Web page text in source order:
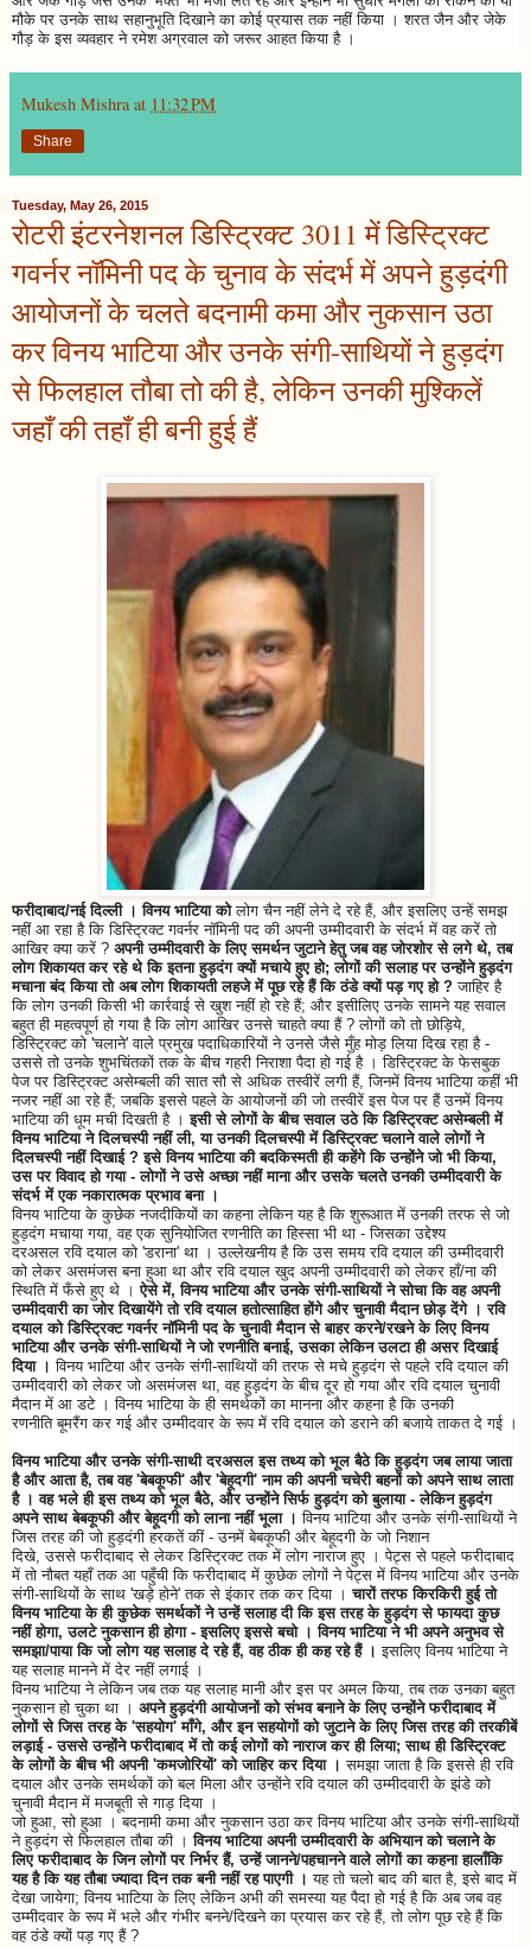
मौके पर उनके साथ सहानुभूति दिखाने का कोई प्रयास तक नहीं किया । शरत जैन और जेके
गौड़ के इस व्यवहार ने रमेश अग्रवाल को जरूर आहत किया है ।
Mukesh Mishra at 11:32 PM
Share
Tuesday, May 26, 2015
रोटरी इंटरनेशनल डिस्ट्रिक्ट 3011 में डिस्ट्रिक्ट
गवर्नर नॉमिनी पद के चुनाव के संदर्भ में अपने हुड़दंगी
आयोजनों के चलते बदनामी कमा और नुकसान उठा
कर विनय भाटिया और उनके संगी-साथियों ने हुड़दंग
से फिलहाल तौबा तो की है, लेकिन उनकी मुश्किलें
जहाँ की तहाँ ही बनी हुई हैं
फरीदाबाद/नई दिल्ली । विनय भाटिया कोलोग चैन नहीं लेने दे रहे हैं, और इसलिए उन्हें समझ
नहीं आ रहा है कि डिस्ट्रिक्ट गवर्नर नॉमिनी पद की अपनी उम्मीदवारी के संदर्भ में वह करें तो
आखिर क्या करें ? अपनी उम्मीदवारी के लिए समर्थन जुटाने हेतु जब वह जोरशोर से लगे थे, तब
लोग शिकायत कर रहे थे कि इतना हुड़दंग क्यों मचाये हुए हो; लोगों की सलाह पर उन्होंने हुड़दंग
मचाना बंद किया तो अब लोग शिकायती लहजे में पूछ रहे हैं कि ठंडे क्यों पड़ गए हो ? जाहिर है
कि लोग उनकी किसी भी कार्रवाई से खुश नहीं हो रहे हैं; और इसीलिए उनके सामने यह सवाल
बहुत ही महत्वपूर्ण हो गया है कि लोग आखिर उनसे चाहते क्या हैं ? लोगों को तो छोड़िये,
डिस्ट्रिक्ट को 'चलाने' वाले प्रमुख पदाधिकारियों ने उनसे जैसे मुँह मोड़ लिया दिख रहा है -
उससे तो उनके शुभचिंतकों तक के बीच गहरी निराशा पैदा हो गई है । डिस्ट्रिक्ट के फेसबुक
पेज पर डिस्ट्रिक्ट असेम्बली की सात सौ से अधिक तस्वीरें लगी हैं, जिनमें विनय भाटिया कहीं भी
नजर नहीं आ रहे हैं; जबकि इससे पहले के आयोजनों की जो तस्वीरें इस पेज पर हैं उनमें विनय
भाटिया की धूम मची दिखती है ।इसी से लोगों के बीच सवाल उठे कि डिस्ट्रिक्ट असेम्बली में
विनय भाटिया ने दिलचस्पी नहीं ली, या उनकी दिलचस्पी में डिस्ट्रिक्ट चलाने वाले लोगों ने
दिलचस्पी नहीं दिखाई ? इसे विनय भाटिया की बदकिस्मती ही कहेंगे कि उन्होंने जो भी किया,
उस पर विवाद हो गया - लोगों ने उसे अच्छा नहीं माना और उसके चलते उनकी उम्मीदवारी के
संदर्भ में एक नकारात्मक प्रभाव बना ।
विनय भाटिया के कुछेक नजदीकियों का कहना लेकिन यह है कि शुरूआत में उनकी तरफ से जो
हुड़दंग मचाया गया, वह एक सुनियोजित रणनीति का हिस्सा भी था - जिसका उद्देश्य
दरअसल रवि दयाल को 'डराना' था । उल्लेखनीय है कि उस समय रवि दयाल की उम्मीदवारी
को लेकर असमंजस बना हुआ था और रवि दयाल खुद अपनी उम्मीदवारी को लेकर हाँ/ना की
स्थिति में फँसे हुए थे ।ऐसे में, विनय भाटिया और उनके संगी-साथियों ने सोचा कि वह अपनी
उम्मीदवारी का जोर दिखायेंगे तो रवि दयाल हतोत्साहित होंगे और चुनावी मैदान छोड़ देंगे । रवि
दयाल को डिस्ट्रिक्ट गवर्नर नॉमिनी पद के चुनावी मैदान से बाहर करने/रखने के लिए विनय
भाटिया और उनके संगी-साथियों ने जो रणनीति बनाई, उसका लेकिन उलटा ही असर दिखाई
दिया । विनय भाटिया और उनके संगी-साथियों की तरफ से मचे हुड़दंग से पहले रवि दयाल की
उम्मीदवारी को लेकर जो असमंजस था, वह हुड़दंग के बीच दूर हो गया और रवि दयाल चुनावी
मैदान में आ डटे । विनय भाटिया के ही समर्थकों का मानना और कहना है कि उनकी
रणनीति बूमरैंग कर गई और उम्मीदवार के रूप में रवि दयाल को डराने की बजाये ताकत दे गई ।
विनय भाटिया और उनके संगी-साथी दरअसल इस तथ्य को भूल बैठे कि हुड़दंग जब लाया जाता
है और आता है, तब वह 'बेबकूफी' और 'बेहूदगी' नाम की अपनी चचेरी बहनों को अपने साथ लाता
है । वह भले ही इस तथ्य को भूल बैठे, और उन्होंने सिर्फ हुड़दंग को बुलाया - लेकिन हुड़दंग
अपने साथ बेबकूफी और बेहूदगी को लाना नहीं भूला । विनय भाटिया और उनके संगी-साथियों ने
जिस तरह की जो हुड़दंगी हरकतें कीं - उनमें बेबकूफी और बेहूदगी के जो निशान
दिखे, उससे फरीदाबाद से लेकर डिस्ट्रिक्ट तक में लोग नाराज हुए । पेट्स से पहले फरीदाबाद
में तो नौबत यहाँ तक आ पहुँची कि फरीदाबाद में कुछेक लोगों ने पेट्स में विनय भाटिया और उनके
संगी-साथियों के साथ 'खड़े होने' तक से इंकार तक कर दिया ।चारों तरफ किरकिरी हुई तो
विनय भाटिया के ही कुछेक समर्थकों ने उन्हें सलाह दी कि इस तरह के हुड़दंग से फायदा कुछ
नहीं होगा, उलटे नुकसान ही होगा - इसलिए इससे बचो । विनय भाटिया ने भी अपने अनुभव से
समझा/पाया कि जो लोग यह सलाह दे रहे हैं, वह ठीक ही कह रहे हैं । इसलिए विनय भाटिया ने
यह सलाह मानने में देर नहीं लगाई ।
विनय भाटिया ने लेकिन जब तक यह सलाह मानी और इस पर अमल किया, तब तक उनका बहुत
नुकसान हो चुका था । अपने हुड़दंगी आयोजनों को संभव बनाने के लिए उन्होंने फरीदाबाद में
लोगों से जिस तरह के 'सहयोग' माँगे, और इन सहयोगों को जुटाने के लिए जिस तरह की तरकीबें
लड़ाई - उससे उन्होंने फरीदाबाद में तो कई लोगों को नाराज कर ही लिया; साथ ही डिस्ट्रिक्ट
के लोगों के बीच भी अपनी 'कमजोरियों' को जाहिर कर दिया । समझा जाता है कि इससे ही रवि
दयाल और उनके समर्थकों को बल मिला और उन्होंने रवि दयाल की उम्मीदवारी के झंडे को
चुनावी मैदान में मजबूती से गाड़ दिया ।
जो हुआ, सो हुआ । बदनामी कमा और नुकसान उठा कर विनय भाटिया और उनके संगी-साथियों
ने हुड़दंग से फिलहाल तौबा की ।विनय भाटिया अपनी उम्मीदवारी के अभियान को चलाने के
लिए फरीदाबाद के जिन लोगों पर निर्भर हैं, उन्हें जानने/पहचानने वाले लोगों का कहना हालाँकि
यह है कि यह तौबा ज्यादा दिन तक बनी नहीं रह पाएगी । यह तो चलो बाद की बात है, इसे बाद में
देखा जायेगा; विनय भाटिया के लिए लेकिन अभी की समस्या यह पैदा हो गई है कि अब जब वह
उम्मीदवार के रूप में भले और गंभीर बनने/दिखने का प्रयास कर रहे हैं, तो लोग पूछ रहे हैं कि
वह ठंडे क्यों पड़ गए हैं ?